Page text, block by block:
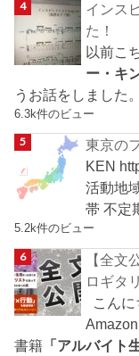
インス
た！
以前こ
ー・キ
うお話をしました
6.3k件のビュー
東京の
KEN
活動地
帯 不定
5.2k件のビュー
【全文
ロギタ
こん
書籍 「アルバイト